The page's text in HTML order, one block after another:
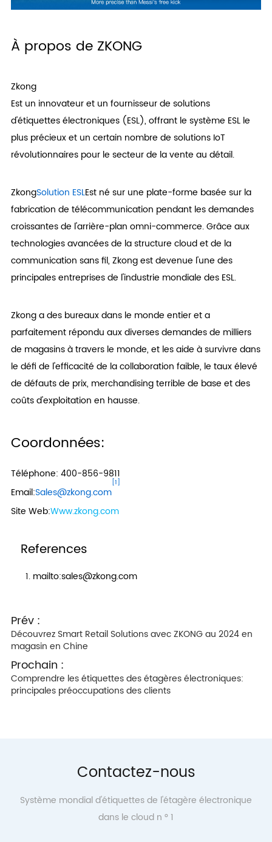
À propos de ZKONG
Zkong
Est un innovateur et un fournisseur de solutions
d'étiquettes électroniques (ESL), offrant le système ESL le
plus précieux et un certain nombre de solutions IoT
révolutionnaires pour le secteur de la vente au détail.
ZkongSolution ESLEst né sur une plate-forme basée sur la
fabrication de télécommunication pendant les demandes
croissantes de l'arrière-plan omni-commerce. Grâce aux
technologies avancées de la structure cloud et de la
communication sans fil, Zkong est devenue l'une des
principales entreprises de l'industrie mondiale des ESL.
Zkong a des bureaux dans le monde entier et a
parfaitement répondu aux diverses demandes de milliers
de magasins à travers le monde, et les aide à survivre dans
le défi de l'efficacité de la collaboration faible, le taux élevé
de défauts de prix, merchandising terrible de base et des
coûts d'exploitation en hausse.
Coordonnées:
Téléphone: 400-856-9811
Email:Sales@zkong.com
[1]
Site Web:Www.zkong.com
References
mailto:sales@zkong.com
Prév :
Découvrez Smart Retail Solutions avec ZKONG au 2024 en
magasin en Chine
Prochain :
Comprendre les étiquettes des étagères électroniques:
principales préoccupations des clients
Contactez-nous
Système mondial d'étiquettes de l'étagère électronique
dans le cloud n ° 1